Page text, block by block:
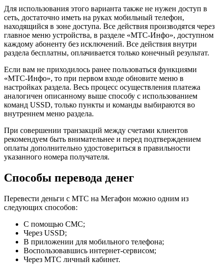
Для использования этого варианта также не нужен доступ в
сеть, достаточно иметь на руках мобильный телефон,
находящийся в зоне доступа. Все действия производятся через
главное меню устройства, в разделе «МТС-Инфо», доступном
каждому абоненту без исключений. Все действия внутри
раздела бесплатны, оплачивается только конечный результат.
Если вам не приходилось ранее пользоваться функциями
«МТС-Инфо», то при первом входе обновите меню в
настройках раздела. Весь процесс осуществления платежа
аналогичен описанному выше способу с использованием
команд USSD, только пункты и команды выбираются во
внутреннем меню раздела.
При совершении транзакций между счетами клиентов
рекомендуем быть внимательнее и перед подтверждением
оплаты дополнительно удостовериться в правильности
указанного номера получателя.
Способы перевода денег
Перевести деньги с МТС на Мегафон можно одним из
следующих способов:
С помощью СМС;
Через USSD;
В приложении для мобильного телефона;
Воспользовавшись интернет-сервисом;
Через МТС личный кабинет.